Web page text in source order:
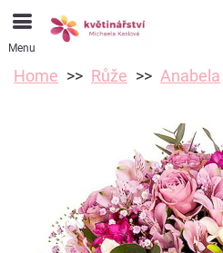
Menu
Home Růže Anabela